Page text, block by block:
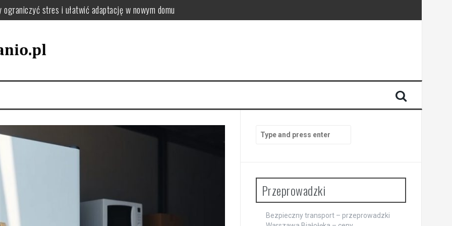
stres i ułatwić adaptację w nowym domu
oraz tekstylia podczas przeprowadzki – praktyczne wskazówki
chaosu i jak uniknąć przeciążenia pakowania
wybrać sposób, który zminimalizuje stres i koszty
Search
for:
Przeprowadzki
Bezpieczny transport – przeprowadzki